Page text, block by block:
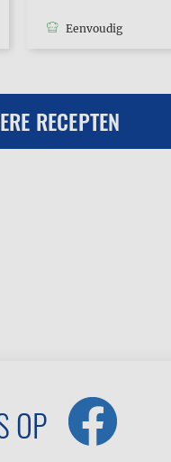
Eenvoudig
RECEPTEN
OP